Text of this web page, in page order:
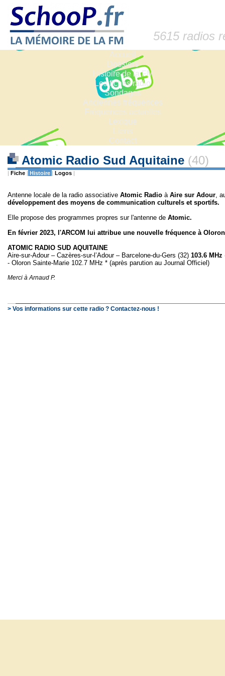
5615 radios
Accueil
Dossiers
Histoire de la FM
Les fiches radio
Sondages
Anciennes fréquences
Fréquences actuelles
Lexique
Liens
Contact
Atomic Radio Sud Aquitaine (40)
| Fiche | Histoire | Logos |
Antenne locale de la radio associative Atomic Radio àAire sur Adour,
développement des moyens de communication culturels et sportifs.
Elle propose des programmes propres sur l'antenne de Atomic.
En février 2023, l'ARCOM lui attribue une nouvelle fréquence à
ATOMIC RADIO SUD AQUITAINE
Aire-sur-Adour – Cazères-sur-l’Adour – Barcelone-du-Gers (32) 103.6 MHz
- Oloron Sainte-Marie 102.7 MHz * (après parution au Journal Officiel)
Merci à Arnaud P.
> Vos informations sur cette radio ? Contactez-nous !